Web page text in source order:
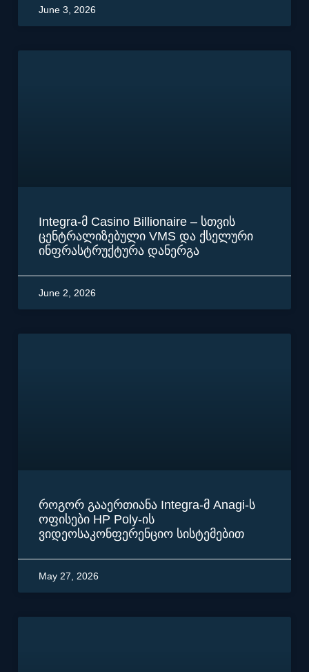
June 3, 2026
Integra-მ Casino Billionaire – სთვის
ცენტრალიზებული VMS და ქსელური
ინფრასტრუქტურა დანერგა
June 2, 2026
როგორ გააერთიანა Integra-მ Anagi-ს
ოფისები HP Poly-ის
ვიდეოსაკონფერენციო სისტემებით
May 27, 2026